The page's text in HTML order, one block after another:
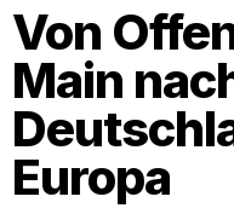
Von
Main
Europa